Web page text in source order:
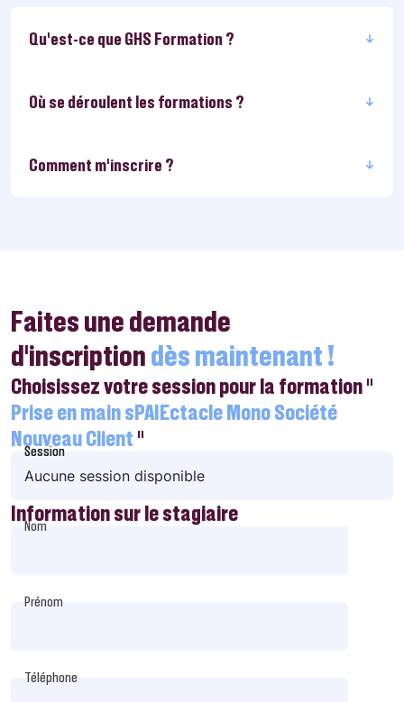
Qu'est-ce que GHS Formation ?
Où se déroulent les formations ?
Comment m’inscrire ?
Faites une demande
d’inscriptiondès maintenant !
Choisissez votre session pour la formation "
Prise en main sPAIEctacle Mono Société
Nouveau Client "
Session
Session
Aucune session disponible
Information sur le stagiaire
Nom
Prénom
Téléphone